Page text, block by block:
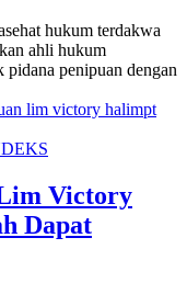
hukum terdakwa
ahli hukum
pidana penipuan dengan
lim victory halimpt
Victory
Dapat